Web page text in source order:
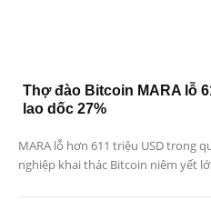
Thợ đào Bitcoin MARA lỗ
lao dốc 27%
MARA lỗ hơn 611 triệu USD trong
nghiệp khai thác Bitcoin niêm yết